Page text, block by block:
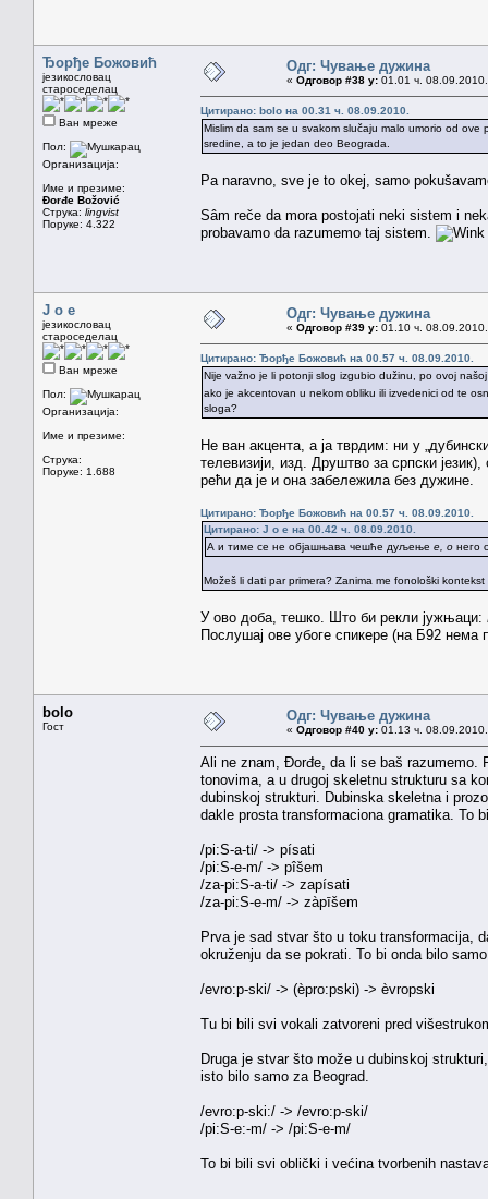
Ђорђе Божовић
језикословац
староседелац
Ван мреже
Пол:
Организација:
Име и презиме:
Đorđe Božović
Струка: lingvist
Поруке: 4.322
Одг: Чување дужина
« Одговор #38 у: 01.01 ч.
Цитирано: bolo на 00.31 ч. 08.09.2010.
Mislim da sam se u svakom slučaju malo umorio od
sredine, a to je jedan deo Beograda.
Pa naravno, sve je to okej, samo
Sâm reče da mora postojati neki sistem i
probavamo da razumemo taj sistem.
J o e
језикословац
староседелац
Ван мреже
Пол:
Организација:
Име и презиме:
Струка:
Поруке: 1.688
Одг: Чување дужина
« Одговор #39 у: 01.10 ч.
Цитирано: Ђорђе Божовић на 00.57 ч. 08.09.2010.
Nije važno je li potonji slog izgubio dužinu, po ovoj
ako je akcentovan u nekom obliku ili izvedenici od te
sloga?
Не ван акцента, а ја тврдим: ни у
телевизији, изд. Друштво за српски
рећи да је и она забележила без дужине.
Цитирано: Ђорђе Божовић на 00.57 ч. 08.09.2010.
Цитирано: J o e на 00.42 ч. 08.09.2010.
А и тиме се не објашњава чешће дуљење е, о него
Možeš li dati par primera? Zanima me fonološki
У ово доба, тешко. Што би рекли јужњаци:
Послушај ове убоге спикере (на Б92
bolo
Гост
Одг: Чување дужина
« Одговор #40 у: 01.13 ч.
Ali ne znam, Đorđe, da li se baš razumemo.
tonovima, a u drugoj skeletnu strukturu sa
dubinskoj strukturi. Dubinska skeletna i
dakle prosta transformaciona gramatika. To
/pi:S-a-ti/ -> písati
/pi:S-e-m/ -> pîšem
/za-pi:S-a-ti/ -> zapísati
/za-pi:S-e-m/ -> zàpīšem
Prva je sad stvar što u toku transformacija,
okruženju da se pokrati. To bi onda bilo
/evro:p-ski/ -> (èpro:pski) -> èvropski
Tu bi bili svi vokali zatvoreni pred
Druga je stvar što može u dubinskoj
isto bilo samo za Beograd.
/evro:p-ski:/ -> /evro:p-ski/
/pi:S-e:-m/ -> /pi:S-e-m/
To bi bili svi oblički i većina tvorbenih